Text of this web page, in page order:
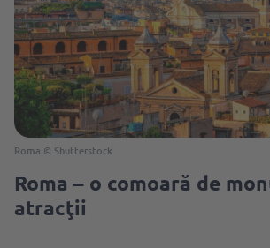
Roma © Shutterstock
Roma – o comoară de
atracţii